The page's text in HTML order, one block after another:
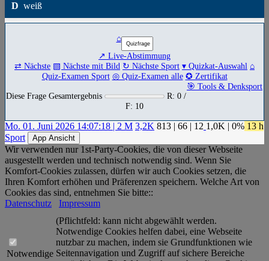
D weiß
⌂
↗ Live-Abstimmung
⇄ Nächste ▧ Nächste mit Bild ↻ Nächste Sport ▾ Quizkat-Auswahl ⌂
Quiz-Examen Sport ◎ Quiz-Examen alle ✪ Zertifikat
🎯 Tools & Denksport
Diese Frage Gesamtergebnis
R: 0 /
F: 10
Mo. 01. Juni 2026 14:07:18 | 2 M 3,2K 813 | 66 | 12 1,0K | 0% 13 h
Sport
App Ansicht
Wir verwenden nur 1st-Party-Cookies, die von dieser Webseite
ausgestellt werden und technisch notwendig sind. Wenn Sie
Komfort-Cookies zulassen, dürfen wir auch Cookies setzen, die
Ihren Komfort erhöhen und Präferenzen speichern. Welche Art von
Cookies das sind, entnehmen Sie bitte::
Datenschutz
Impressum
Notwendige
(Pflichtfeld: kann nicht abgewählt werden.
Notwendige Cookies helfen dabei, eine Webseite
nutzbar zu machen, indem sie Grundfunktionen wie
Seitennavigation und Zugriff auf sichere Bereiche